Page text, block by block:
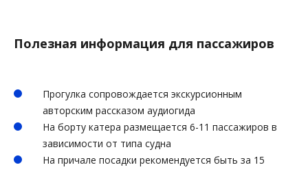
Полезная информация для пассажиров
Прогулка сопровождается экскурсионным
авторским рассказом аудиогида
На борту катера размещается 6-11 пассажиров в
зависимости от типа судна
На причале посадки рекомендуется быть за 15